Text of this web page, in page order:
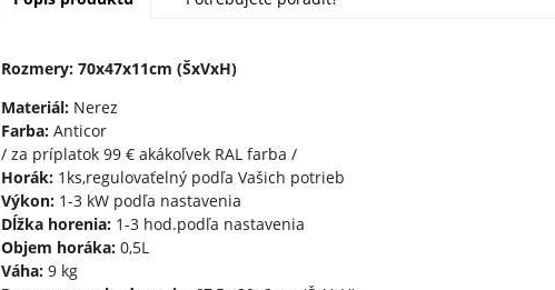
Rozmery: 70x47x11cm (ŠxVxH)
Materiál:Nerez
Farba:Anticor
/ za príplatok 99 € akákoľvek RAL farba /
Horák:1ks,regulovaťelný podľa Vašich potrieb
Výkon:1-3 kW podľa nastavenia
Dĺžka horenia:1-3 hod.podľa nastavenia
Objem horáka:0,5L
Váha:9 kg